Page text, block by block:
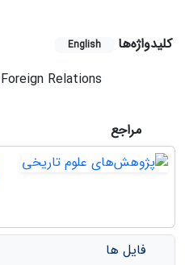
کلیدواژه‌ها English
Foreign Relations
مراجع
فایل ها